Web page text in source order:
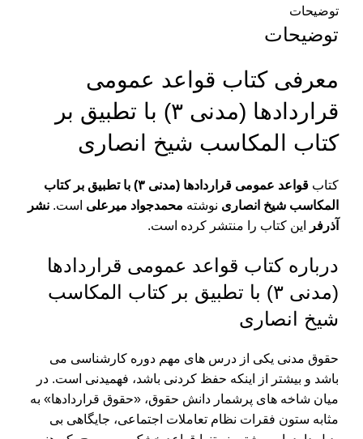
توضیحات
توضیحات
معرفی کتاب قواعد عمومی
قراردادها (مدنی ۳) با تطبیق بر
کتاب المکاسب شیخ انصاری
کتاب
قواعد عمومی قراردادها (مدنی ۳) با تطبیق بر کتاب
المکاسب شیخ انصاری نوشته محمدجواد میرعلی است. نشر
آذرفر
این کتاب را منتشر کرده است.
درباره کتاب قواعد عمومی قراردادها
(مدنی ۳) با تطبیق بر کتاب المکاسب
شیخ انصاری
حقوق مدنی یکی از درس های مهم دوره کارشناسی می
باشد و بیشتر از اینکه حفظ کردنی باشد، فهمیدنی است. در
میان شاخه های پرشمار دانش حقوق، «حقوق قراردادها» به
مثابه ستون فقرات نظام تعاملات اجتماعی، جایگاهی بی